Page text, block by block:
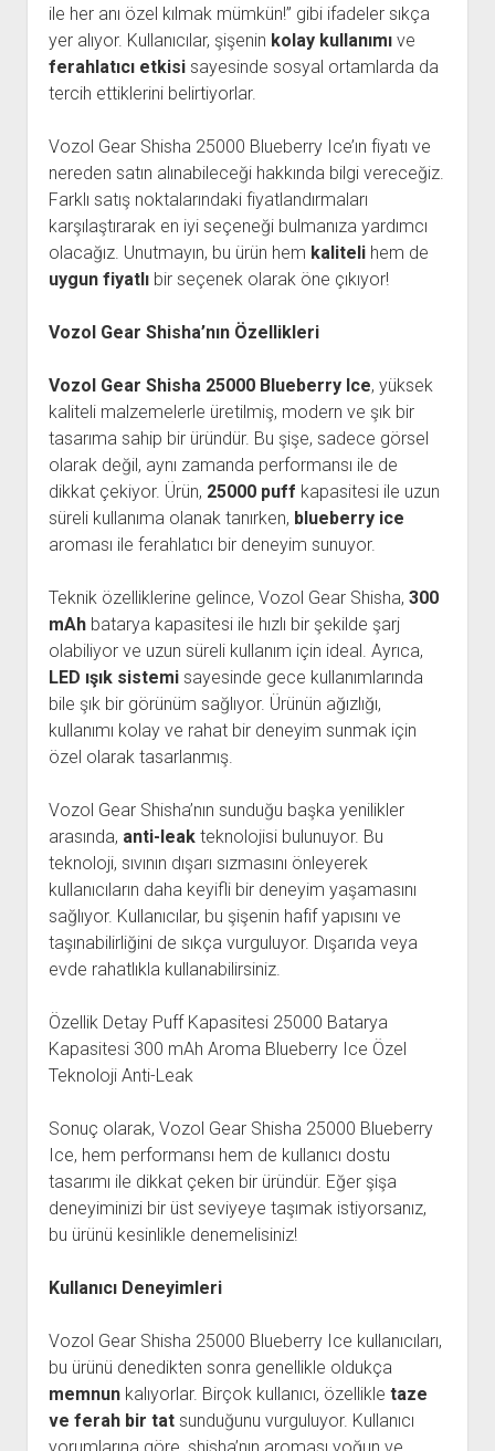
ile her anı özel kılmak mümkün!” gibi ifadeler sıkça
yer alıyor. Kullanıcılar, şişenin kolay kullanımıve
ferahlatıcı etkisisayesinde sosyal ortamlarda da
tercih ettiklerini belirtiyorlar.
Vozol Gear Shisha 25000 Blueberry Ice’ın fiyatı ve
nereden satın alınabileceği hakkında bilgi vereceğiz.
Farklı satış noktalarındaki fiyatlandırmaları
karşılaştırarak en iyi seçeneği bulmanıza yardımcı
olacağız. Unutmayın, bu ürün hem kalitelihem de
uygun fiyatlıbir seçenek olarak öne çıkıyor!
Vozol Gear Shisha’nın Özellikleri
Vozol Gear Shisha 25000 Blueberry Ice, yüksek
kaliteli malzemelerle üretilmiş, modern ve şık bir
tasarıma sahip bir üründür. Bu şişe, sadece görsel
olarak değil, aynı zamanda performansı ile de
dikkat çekiyor. Ürün, 25000 puff kapasitesi ile uzun
süreli kullanıma olanak tanırken, blueberry ice
aroması ile ferahlatıcı bir deneyim sunuyor.
Teknik özelliklerine gelince, Vozol Gear Shisha, 300
mAhbatarya kapasitesi ile hızlı bir şekilde şarj
olabiliyor ve uzun süreli kullanım için ideal. Ayrıca,
LED ışık sistemisayesinde gece kullanımlarında
bile şık bir görünüm sağlıyor. Ürünün ağızlığı,
kullanımı kolay ve rahat bir deneyim sunmak için
özel olarak tasarlanmış.
Vozol Gear Shisha’nın sunduğu başka yenilikler
arasında, anti-leakteknolojisi bulunuyor. Bu
teknoloji, sıvının dışarı sızmasını önleyerek
kullanıcıların daha keyifli bir deneyim yaşamasını
sağlıyor. Kullanıcılar, bu şişenin hafif yapısını ve
taşınabilirliğini de sıkça vurguluyor. Dışarıda veya
evde rahatlıkla kullanabilirsiniz.
Özellik Detay Puff Kapasitesi 25000 Batarya
Kapasitesi 300 mAh Aroma Blueberry Ice Özel
Teknoloji Anti-Leak
Sonuç olarak, Vozol Gear Shisha 25000 Blueberry
Ice, hem performansı hem de kullanıcı dostu
tasarımı ile dikkat çeken bir üründür. Eğer şişa
deneyiminizi bir üst seviyeye taşımak istiyorsanız,
bu ürünü kesinlikle denemelisiniz!
Kullanıcı Deneyimleri
Vozol Gear Shisha 25000 Blueberry Ice kullanıcıları,
bu ürünü denedikten sonra genellikle oldukça
memnunkalıyorlar. Birçok kullanıcı, özellikle taze
ve ferah bir tatsunduğunu vurguluyor. Kullanıcı